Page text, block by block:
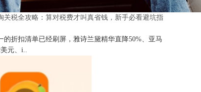
关税全攻略：算对税费才叫真省钱，新手必看避坑指
的折扣清单已经刷屏，雅诗兰黛精华直降50%、亚马
元、i..